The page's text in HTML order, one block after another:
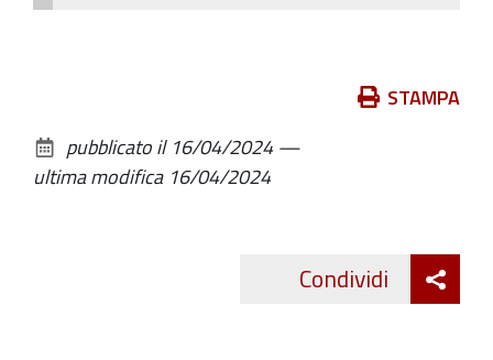
documento
STAMPA
pubblicato il 16/04/2024—
ultima modifica 16/04/2024
Condividi